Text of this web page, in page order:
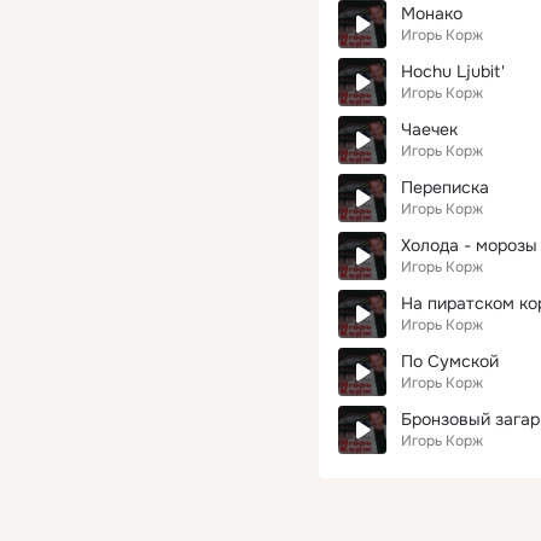
Монако
Игорь Корж
Hochu Ljubit'
Игорь Корж
Чаечек
Игорь Корж
Переписка
Игорь Корж
Холода - морозы
Игорь Корж
На пиратском
Игорь Корж
По Сумской
Игорь Корж
Бронзовый загар
Игорь Корж